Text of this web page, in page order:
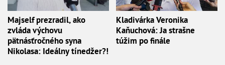
Majself prezradil, ako
zvláda výchovu
pätnásťročného syna
Nikolasa: Ideálny tínedžer?!
Kladivárka Veronika
Kaňuchová: Ja strašne
túžim po finále